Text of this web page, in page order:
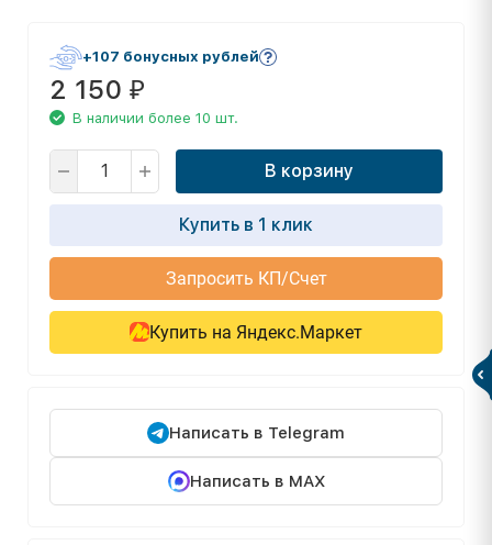
+107 бонусных рублей
2 150 ₽
В наличии более 10 шт.
В корзину
Купить в 1 клик
Запросить КП/Счет
Купить на Яндекс.Маркет
Написать в Telegram
Написать в MAX